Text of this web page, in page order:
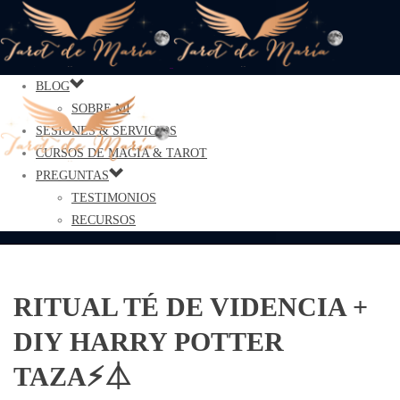
BLOG
SOBRE MÍ
SESIONES & SERVICIOS
CURSOS DE MAGIA & TAROT
PREGUNTAS
TESTIMONIOS
RECURSOS
RITUAL TÉ DE VIDENCIA +
DIY HARRY POTTER
TAZA⚡️⏃